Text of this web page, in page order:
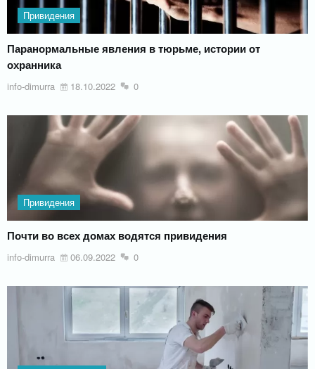
Привидения
Паранормальные явления в тюрьме, истории от
охранника
info-dimurra 18.10.2022 0
Привидения
Почти во всех домах водятся привидения
info-dimurra 06.09.2022 0